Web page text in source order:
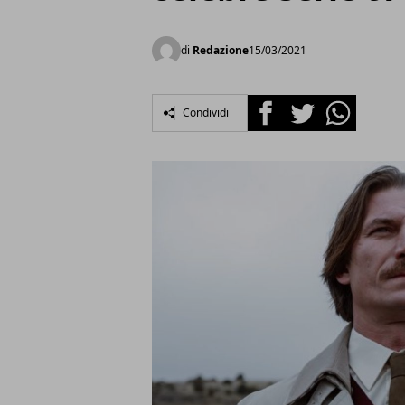
di Redazione15/03/2021
Condividi FacebookTwitterWhatsapp